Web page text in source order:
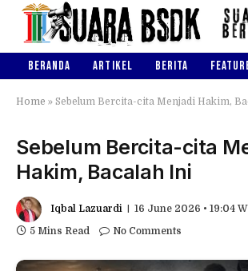
BERANDA ARTIKEL BERITA
Home » Sebelum Bercita-cita Menjadi Hakim,
Sebelum Bercita-cita
Hakim, Bacalah Ini
Iqbal Lazuardi
16 June 2026 • 19:04
5 Mins Read
No Comments